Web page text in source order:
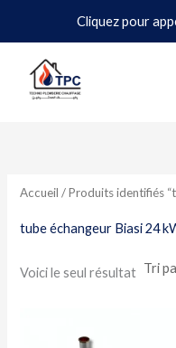
Cliquez pour
contenu
Accueil / Produits identifiés
tube échangeur Biasi 24
Voici le seul résultat